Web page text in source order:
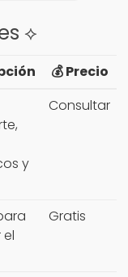
⟡
💰 Precio
y
Consultar
Gratis